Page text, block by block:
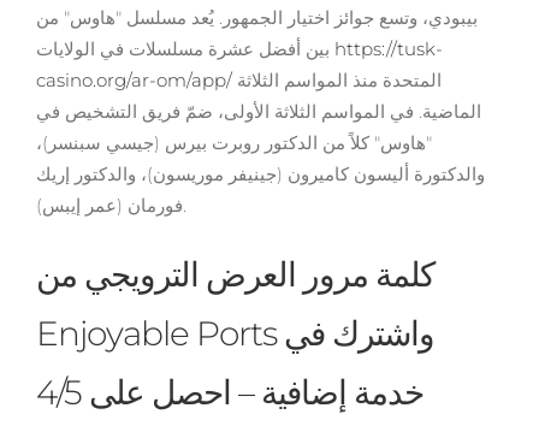
بيبودي، وتسع جوائز اختيار الجمهور. يُعد مسلسل "هاوس" من
https://tusk-
casino.org/ar-om/app/
الماضية. في المواسم الثلاثة الأولى، ضمّ فريق التشخيص في
"هاوس" كلاً من الدكتور روبرت بيرس (جيسي سبنسر)،
والدكتورة أليسون كاميرون (جينيفر موريسون)، والدكتور إريك
فورمان (عمر إيبس).
كلمة مرور العرض الترويجي من
Enjoyable Ports واشترك في
خدمة إضافية – احصل على 4/5